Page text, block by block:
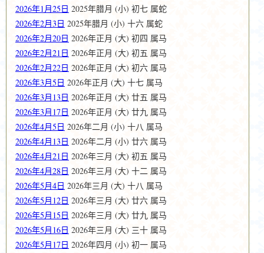
2026年1月25日 2025年腊月 (小) 初七 属蛇
2026年2月3日 2025年腊月 (小) 十六 属蛇
2026年2月20日 2026年正月 (大) 初四 属马
2026年2月21日 2026年正月 (大) 初五 属马
2026年2月22日 2026年正月 (大) 初六 属马
2026年3月5日 2026年正月 (大) 十七 属马
2026年3月13日 2026年正月 (大) 廿五 属马
2026年3月17日 2026年正月 (大) 廿九 属马
2026年4月5日 2026年二月 (小) 十八 属马
2026年4月13日 2026年二月 (小) 廿六 属马
2026年4月21日 2026年三月 (大) 初五 属马
2026年4月28日 2026年三月 (大) 十二 属马
2026年5月4日 2026年三月 (大) 十八 属马
2026年5月12日 2026年三月 (大) 廿六 属马
2026年5月15日 2026年三月 (大) 廿九 属马
2026年5月16日 2026年三月 (大) 三十 属马
2026年5月17日 2026年四月 (小) 初一 属马